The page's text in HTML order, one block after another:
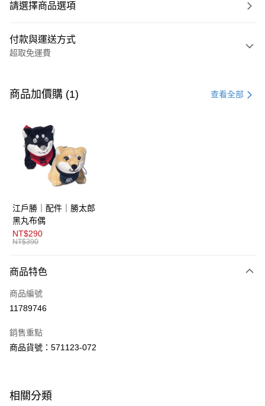
請選擇商品選項
付款與運送方式
超取免運費
信用卡一次付款
LINE Pay
AFTEE先享後付
【關於「AFTEE先享後付」】
便利好安心！
１．簡單：不需註冊會員、不需綁卡、不需儲值。
２．便利：只要手機號碼，簡訊認證，即可結帳。
３．安心：先確認商品／服務後，再付款。
１．於結帳方式選擇「AFTEE先享後付」後，將跳轉至「AFTEE先享後付」
２．訂單成立數日內，您將收到繳費通知簡訊。
３．收到繳費通知簡訊後14天內，點擊此簡訊中的連結，可透過四大超商／
購買商品的店家。未經商家同意取消之訂單仍視為有效，需透過AFTEE先享
後付繳納相關費用。
【注意事項】
運送方式
全家取貨付款
免運費
免運費
7-11取貨付款
商品加價購 (1) 查看全部
江戶勝｜配件｜勝太郎
黑丸布偶
NT$290
NT$390
商品特色
商品編號
11789746
銷售重點
商品貨號：571123-072
相關分類